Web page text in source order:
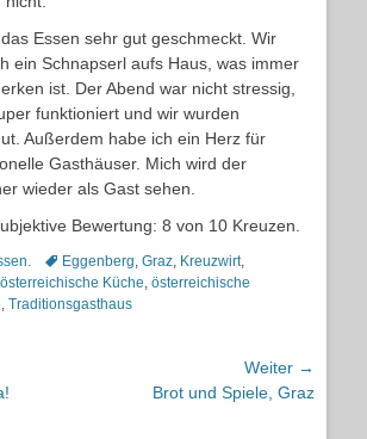
Essen sehr gut geschmeckt. Wir
ein Schnapserl aufs Haus, was immer
ist. Der Abend war nicht stressig,
funktioniert und wir wurden
Außerdem habe ich ein Herz für
Gasthäuser. Mich wird der
wieder als Gast sehen.
Bewertung: 8 von 10 Kreuzen.
Schlagworte
Eggenberg, Graz, Kreuzwirt,
österreichische Küche, österreichische
, Traditionsgasthaus
Weiter →
NächsterBrot und Spiele, Graz